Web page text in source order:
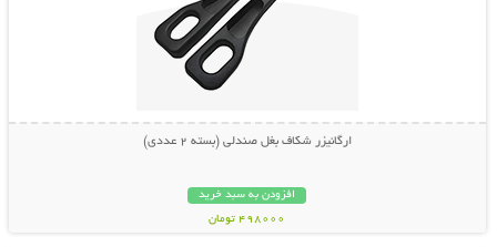
ارگانیزر شکاف بغل صندلی (بسته 2 عددی)
افزودن به سبد خرید
498000 تومان